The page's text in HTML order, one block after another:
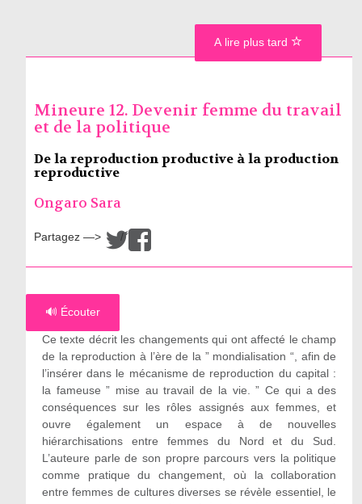
Mineure 12. Devenir femme du travail
et de la politique
De la reproduction productive à la production
reproductive
Ongaro Sara
Partagez —> /
🔊 Écouter
Ce texte décrit les changements qui ont affecté le champ
de la reproduction à l’ère de la ” mondialisation “, afin de
l’insérer dans le mécanisme de reproduction du capital :
la fameuse ” mise au travail de la vie. ” Ce qui a des
conséquences sur les rôles assignés aux femmes, et
ouvre également un espace à de nouvelles
hiérarchisations entre femmes du Nord et du Sud.
L’auteure parle de son propre parcours vers la politique
comme pratique du changement, où la collaboration
entre femmes de cultures diverses se révèle essentiel, le
A lire plus tard